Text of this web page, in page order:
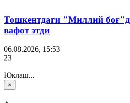
Тошкентдаги "Миллий
вафот этди
06.08.2026, 15:53
23
Юклаш...
×